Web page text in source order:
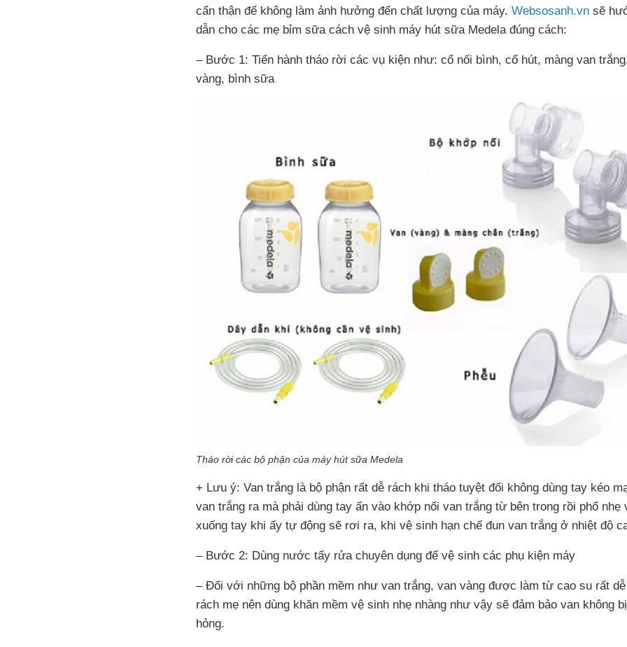
cẩn thận để không làm ảnh hưởng đến chất lượng của máy. Websosanh.vn sẽ
dẫn cho các mẹ bỉm sữa cách vệ sinh máy hút sữa Medela đúng cách:
– Bước 1: Tiến hành tháo rời các vụ kiện như: cổ nối bình, cổ hút, màng van
vàng, bình sữa
Tháo rời các bộ phận của máy hút sữa Medela
+ Lưu ý: Van trắng là bộ phận rất dễ rách khi tháo tuyệt đối không dùng tay kéo
van trắng ra mà phải dùng tay ấn vào khớp nối van trắng từ bên trong rồi phổ nhẹ
xuống tay khi ấy tự động sẽ rơi ra, khi vệ sinh hạn chế đun van trắng ở nhiệt độ
– Bước 2: Dùng nước tẩy rửa chuyên dụng để vệ sinh các phụ kiện máy
– Đối với những bộ phần mềm như van trắng, van vàng được làm từ cao su rất
rách mẹ nên dùng khăn mềm vệ sinh nhẹ nhàng như vậy sẽ đảm bảo van không
hỏng.